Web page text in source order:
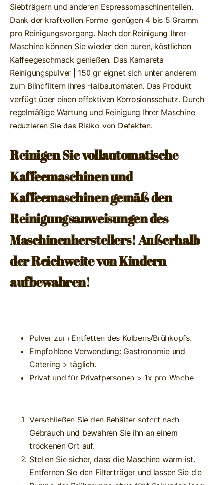
Siebträgern und anderen Espressomaschinenteilen.
Dank der kraftvollen Formel genügen 4 bis 5 Gramm
pro Reinigungsvorgang. Nach der Reinigung Ihrer
Maschine können Sie wieder den puren, köstlichen
Kaffeegeschmack genießen. ‍Das Kamareta
Reinigungspulver | 150 gr eignet sich unter anderem
zum Blindfiltern Ihres Halbautomaten. Das Produkt
verfügt über einen effektiven Korrosionsschutz. Durch
regelmäßige Wartung und Reinigung Ihrer Maschine
reduzieren Sie das Risiko von Defekten.
Reinigen Sie vollautomatische
Kaffeemaschinen und
Kaffeemaschinen gemäß den
Reinigungsanweisungen des
Maschinenherstellers! Außerhalb
der Reichweite von Kindern
aufbewahren!
Pulver zum Entfetten des Kolbens/Brühkopfs.
Empfohlene Verwendung: Gastronomie und
Catering > täglich.
Privat und für Privatpersonen > 1x pro Woche
Verschließen Sie den Behälter sofort nach
Gebrauch und bewahren Sie ihn an einem
trockenen Ort auf.
Stellen Sie sicher, dass die Maschine warm ist.
Entfernen Sie den Filterträger und lassen Sie die